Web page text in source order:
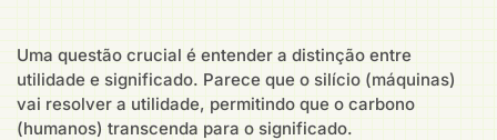
Uma questão crucial é entender a distinção entre
utilidade e significado. Parece que o silício (máquinas)
vai resolver a utilidade, permitindo que o carbono
(humanos) transcenda para o significado.